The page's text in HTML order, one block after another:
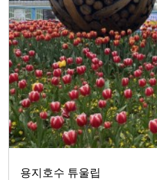
용지호수 튜울립